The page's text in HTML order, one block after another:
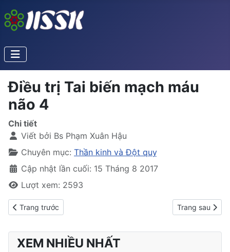
Điều trị Tai biến mạch máu
não 4
Chi tiết
Viết bởi Bs Phạm Xuân Hậu
Chuyên mục: Thần kinh và Đột quỵ
Cập nhật lần cuối: 15 Tháng 8 2017
Lượt xem: 2593
Previous article: Đột quỵ và cách phòng ngừa
Trang trước Next article:
Trang sau
XEM NHIỀU NHẤT